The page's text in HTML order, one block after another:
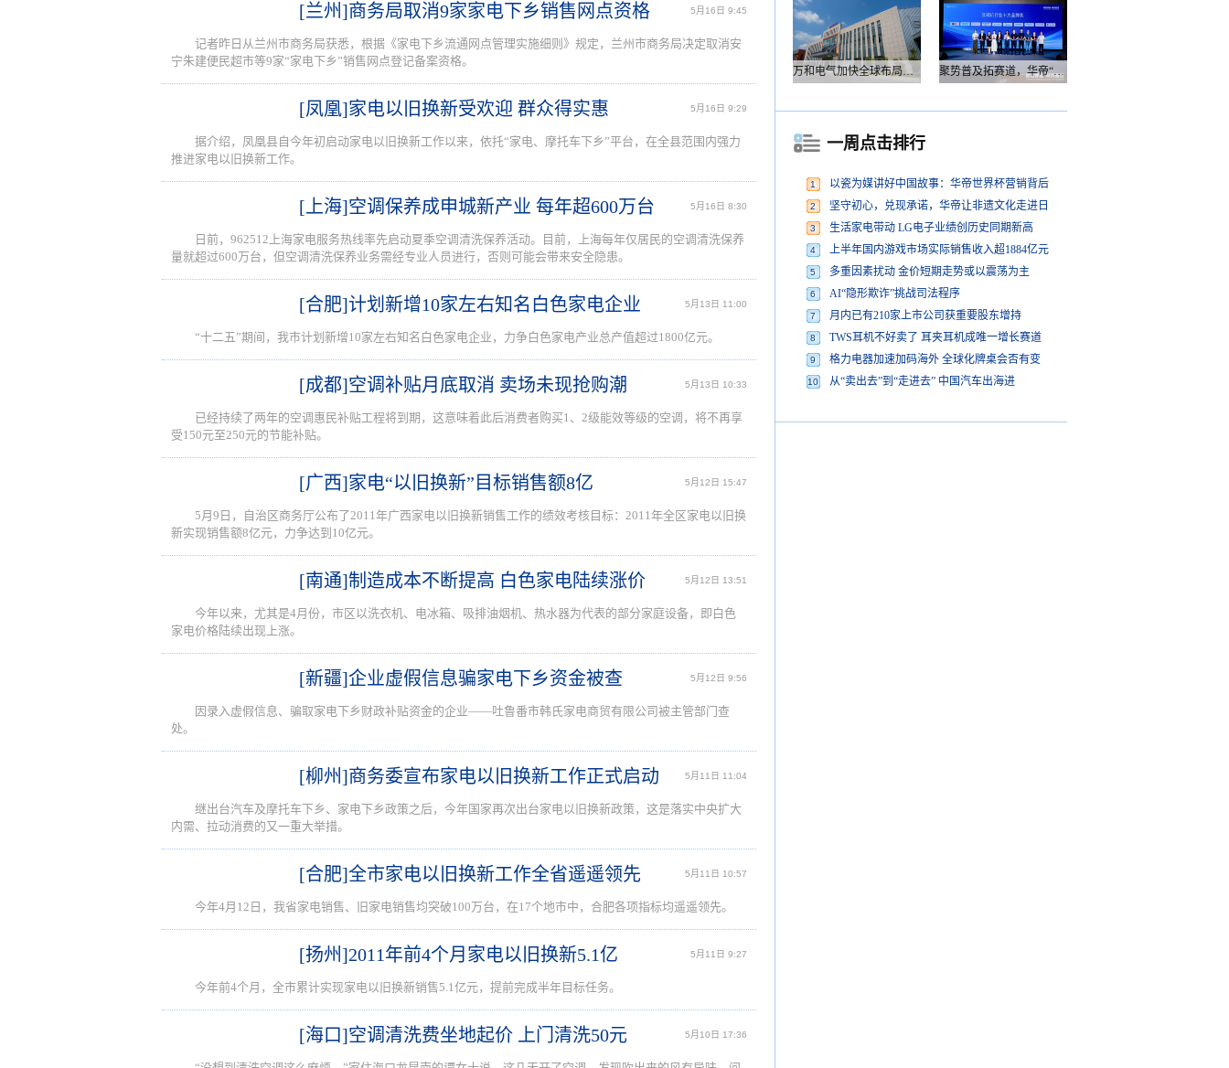
[兰州]商务局取消9家家电下乡销售网点资格 5月16日 9:45
记者昨日从兰州市商务局获悉，根据《家电下乡流通网点管理实施细则》规定，兰州市商务局决定取消安
宁朱建便民超市等9家“家电下乡”销售网点登记备案资格。
[凤凰]家电以旧换新受欢迎 群众得实惠 5月16日 9:29
据介绍，凤凰县自今年初启动家电以旧换新工作以来，依托“家电、摩托车下乡”平台，在全县范围内强力
推进家电以旧换新工作。
[上海]空调保养成申城新产业 每年超600万台 5月16日 8:30
日前，962512上海家电服务热线率先启动夏季空调清洗保养活动。目前，上海每年仅居民的空调清洗保养
量就超过600万台，但空调清洗保养业务需经专业人员进行，否则可能会带来安全隐患。
[合肥]计划新增10家左右知名白色家电企业 5月13日 11:00
“十二五”期间，我市计划新增10家左右知名白色家电企业，力争白色家电产业总产值超过1800亿元。
[成都]空调补贴月底取消 卖场未现抢购潮 5月13日 10:33
已经持续了两年的空调惠民补贴工程将到期，这意味着此后消费者购买1、2级能效等级的空调，将不再享
受150元至250元的节能补贴。
[广西]家电“以旧换新”目标销售额8亿 5月12日 15:47
5月9日，自治区商务厅公布了2011年广西家电以旧换新销售工作的绩效考核目标：2011年全区家电以旧换
新实现销售额8亿元，力争达到10亿元。
[南通]制造成本不断提高 白色家电陆续涨价 5月12日 13:51
今年以来，尤其是4月份，市区以洗衣机、电冰箱、吸排油烟机、热水器为代表的部分家庭设备，即白色
家电价格陆续出现上涨。
[新疆]企业虚假信息骗家电下乡资金被查 5月12日 9:56
因录入虚假信息、骗取家电下乡财政补贴资金的企业——吐鲁番市韩氏家电商贸有限公司被主管部门查
处。
[柳州]商务委宣布家电以旧换新工作正式启动 5月11日 11:04
继出台汽车及摩托车下乡、家电下乡政策之后，今年国家再次出台家电以旧换新政策，这是落实中央扩大
内需、拉动消费的又一重大举措。
[合肥]全市家电以旧换新工作全省遥遥领先 5月11日 10:57
今年4月12日，我省家电销售、旧家电销售均突破100万台，在17个地市中，合肥各项指标均遥遥领先。
[扬州]2011年前4个月家电以旧换新5.1亿 5月11日 9:27
今年前4个月，全市累计实现家电以旧换新销售5.1亿元，提前完成半年目标任务。
[海口]空调清洗费坐地起价 上门清洗50元 5月10日 17:36
万和电气加快全球布局，海外营收占比升至四成 聚势普及拓赛道，华帝“亮剑”洗碗机峰会，破局存量换新
一周点击排行
1 以瓷为媒讲好中国故事：华帝世界杯营销背后
2 坚守初心，兑现承诺，华帝让非遗文化走进日
3 生活家电带动 LG电子业绩创历史同期新高
4 上半年国内游戏市场实际销售收入超1884亿元
5 多重因素扰动 金价短期走势或以震荡为主
6 AI“隐形欺诈”挑战司法程序
7 月内已有210家上市公司获重要股东增持
8 TWS耳机不好卖了 耳夹耳机成唯一增长赛道
9 格力电器加速加码海外 全球化牌桌会否有变
10 从“卖出去”到“走进去” 中国汽车出海进